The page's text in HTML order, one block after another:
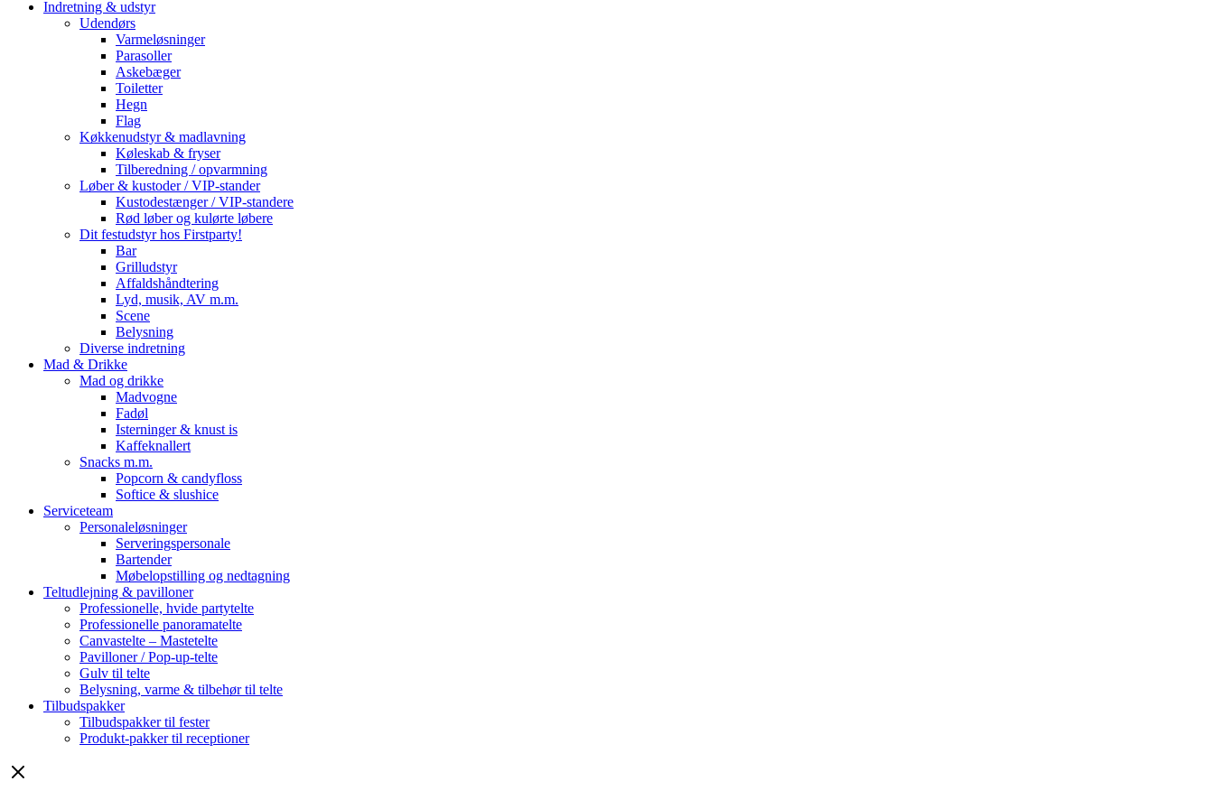
Indretning & udstyr
Udendørs
Varmeløsninger
Parasoller
Askebæger
Toiletter
Hegn
Flag
Køkkenudstyr & madlavning
Køleskab & fryser
Tilberedning / opvarmning
Løber & kustoder / VIP-stander
Kustodestænger / VIP-standere
Rød løber og kulørte løbere
Dit festudstyr hos Firstparty!
Bar
Grilludstyr
Affaldshåndtering
Lyd, musik, AV m.m.
Scene
Belysning
Diverse indretning
Mad & Drikke
Mad og drikke
Madvogne
Fadøl
Isterninger & knust is
Kaffeknallert
Snacks m.m.
Popcorn & candyfloss
Softice & slushice
Serviceteam
Personaleløsninger
Serveringspersonale
Bartender
Møbelopstilling og nedtagning
Teltudlejning & pavilloner
Professionelle, hvide partytelte
Professionelle panoramatelte
Canvastelte – Mastetelte
Pavilloner / Pop-up-telte
Gulv til telte
Belysning, varme & tilbehør til telte
Tilbudspakker
Tilbudspakker til fester
Produkt-pakker til receptioner